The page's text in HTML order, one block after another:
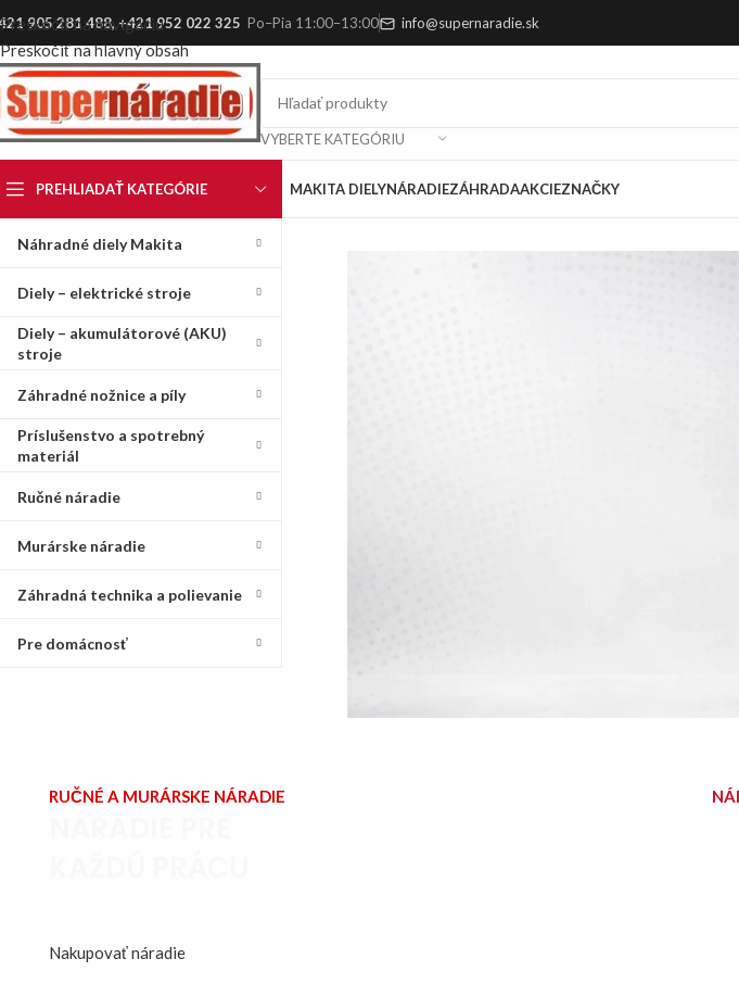
Preskočiť na navigáciu
Preskočiť na hlavný obsah
905 281 488,+421 952 022 325 Po–Pia 11:00–13:00 info@supernaradie.sk
VYBERTE KATEGÓRIU
PREHLIADAŤ KATEGÓRIE
Náhradné diely Makita
Diely – elektrické stroje
Diely – akumulátorové (AKU)
stroje
Záhradné nožnice a píly
Príslušenstvo a spotrebný
materiál
Ručné náradie
Murárske náradie
Záhradná technika a polievanie
Pre domácnosť
MAKITA DIELYNÁRADIEZÁHRADAAKCIEZNAČKY
RUČNÉ A MURÁRSKE NÁRADIE
Nakupovať náradie